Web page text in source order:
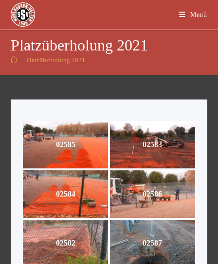
Menü
Platzüberholung 2021
> Platzüberholung 2021
02585 02583
02584 02586
02582 02587